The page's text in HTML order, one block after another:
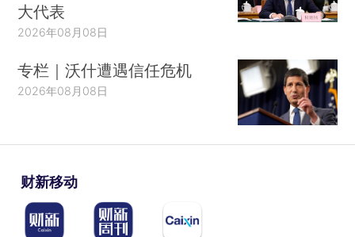
大代表
2026年08月08日
专栏｜沃什遭遇信任危机
2026年08月08日
财新移动